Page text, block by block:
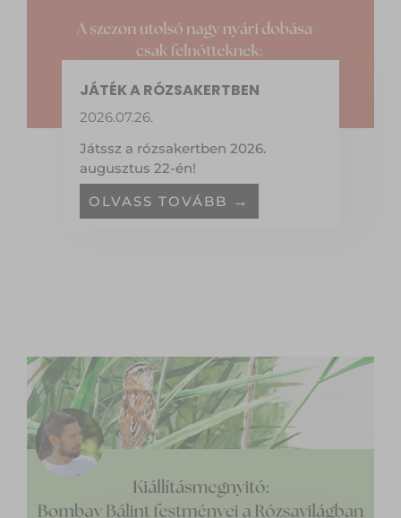
JÁTÉK A RÓZSAKERTBEN
2026.07.26.
Játssz a rózsakertben 2026.
augusztus 22-én!
OLVASS TOVÁBB